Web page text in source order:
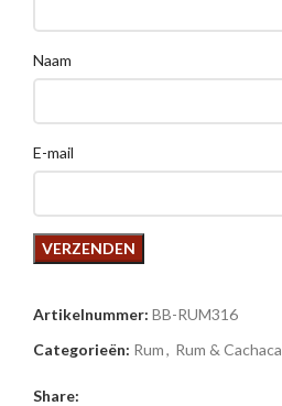
Naam
E-mail
Artikelnummer: BB-RUM316
Categorieën: Rum, Rum & Cachaca
Share: